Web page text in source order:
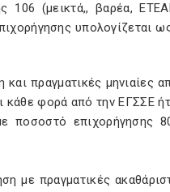
(μεικτά,, βαρέα,
υπολογίζεται
πραγματικές μηνιαίες
φορά από την ΕΓΣΣΕ
επιχορήγησης
με πραγματικές